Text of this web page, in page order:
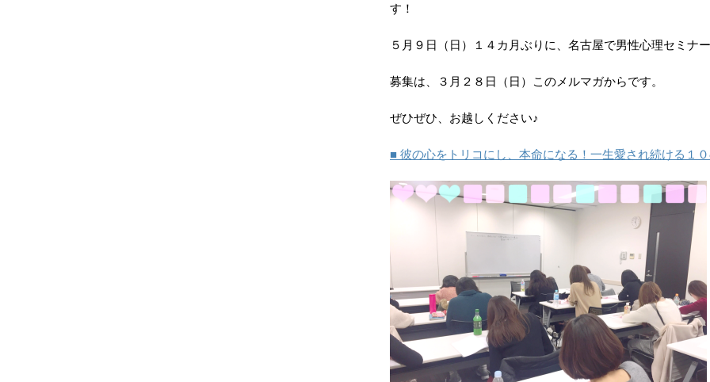
す！
５月９日（日）１４カ月ぶりに、名古屋で男性心理セミナー
募集は、３月２８日（日）このメルマガからです。
ぜひぜひ、お越しください♪
■ 彼の心をトリコにし、本命になる！一生愛され続ける１